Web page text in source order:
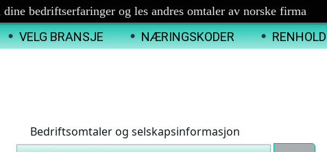
dine bedriftserfaringer og les andres omtaler av norske firma
VELG BRANSJE NÆRINGSKODER RENHOLD
Bedriftsomtaler og selskapsinformasjon